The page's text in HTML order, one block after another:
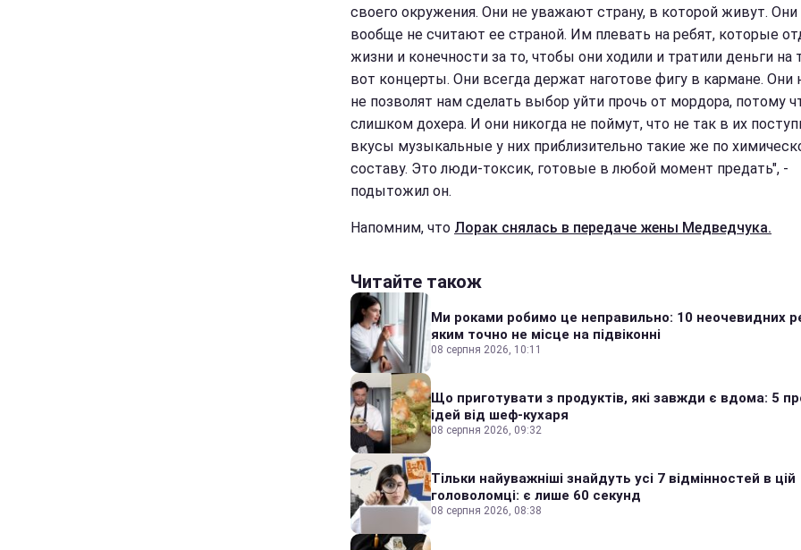
своего окружения. Они не уважают страну, в которой живут. Они
вообще не считают ее страной. Им плевать на ребят, которые
жизни и конечности за то, чтобы они ходили и тратили деньги на
вот концерты. Они всегда держат наготове фигу в кармане. Они
не позволят нам сделать выбор уйти прочь от мордора, потому
слишком дохера. И они никогда не поймут, что не так в их
вкусы музыкальные у них приблизительно такие же по
составу. Это люди-токсик, готовые в любой момент предать", -
подытожил он.
Напомним, что Лорак снялась в передаче жены Медведчука.
Читайте також
Ми роками робимо це неправильно: 10 неочевидних
яким точно не місце на підвіконні
08 серпня 2026, 10:11
Що приготувати з продуктів, які завжди є вдома: 5
ідей від шеф-кухаря
08 серпня 2026, 09:32
Тільки найуважніші знайдуть усі 7 відмінностей в цій
головоломці: є лише 60 секунд
08 серпня 2026, 08:38